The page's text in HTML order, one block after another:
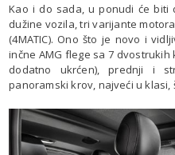
Kao i do sada, u ponudi će biti
dužine vozila, tri varijante
(4MATIC). Ono što je novo i
inčne AMG flege sa 7
dodatno ukrćen), prednji i
panoramski krov, najveći u klasi,